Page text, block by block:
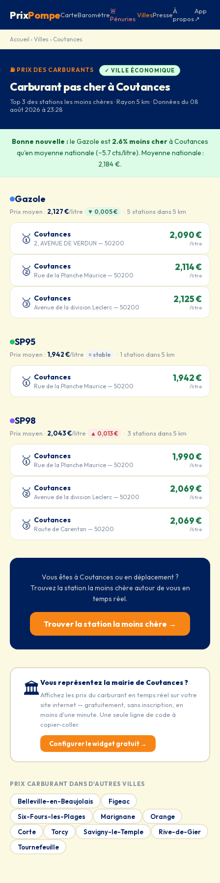
PrixPompeCarteBaromètre🚨
Pénuries VillesPresseÀ
propos
App
↗
Accueil › Villes › Coutances
⛽ PRIX DES CARBURANTS ✓ VILLE ÉCONOMIQUE
Carburant pas cher à Coutances
Top 3 des stations les moins chères · Rayon 5 km · Données du 08
août 2026 à 23:28
Bonne nouvelle :le Gazole est 2.6% moins cherà Coutances
qu'en moyenne nationale (−5.7 cts/litre). Moyenne nationale :
2,184 €.
Gazole
Prix moyen : 2,127 €/litre ▼ 0,005 € · 5 stations dans 5 km
🥇 Coutances
2, AVENUE DE VERDUN — 50200
2,090 €
/litre
🥈 Coutances
Rue de la Planche Maurice — 50200
2,114 €
/litre
🥉 Coutances
Avenue de la division Leclerc — 50200
2,125 €
/litre
SP95
Prix moyen : 1,942 €/litre = stable · 1 station dans 5 km
🥇 Coutances
Rue de la Planche Maurice — 50200
1,942 €
/litre
SP98
Prix moyen : 2,043 €/litre ▲ 0,013 € · 3 stations dans 5 km
🥇 Coutances
Rue de la Planche Maurice — 50200
1,990 €
/litre
🥈 Coutances
Avenue de la division Leclerc — 50200
2,069 €
/litre
🥉 Coutances
Route de Carentan — 50200
2,069 €
/litre
Vous êtes à Coutances ou en déplacement ?
Trouvez la station la moins chère autour de vous en
temps réel.
Trouver la station la moins chère →
🏛️Vous représentez la mairie de Coutances ?
Affichez les prix du carburant en temps réel sur votre
site internet — gratuitement, sans inscription, en
moins d'une minute. Une seule ligne de code à
copier-coller.
Configurer le widget gratuit →
PRIX CARBURANT DANS D'AUTRES VILLES
Belleville-en-Beaujolais
Figeac
Six-Fours-les-Plages
Marignane
Orange
Corte
Torcy Savigny-le-Temple
Rive-de-Gier
Tournefeuille